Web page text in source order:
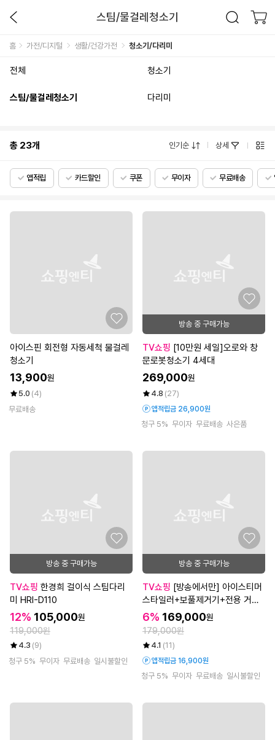
스팀/물걸레청소기
홈 가전/디지털 생활/건강가전 청소기/다리미
전체 청소기
스팀/물걸레청소기 다리미
총 23개 인기순 상세
앱적립 카드할인 쿠폰 무이자 무료배송
아이스핀 회전형 자동세척 물걸레
청소기
13,900원
5.0 (4)
무료배송
방송 중 구매가능
TV쇼핑
문로봇청소기 4세대
269,000원
4.8 (27)
앱적립금 26,900원
청구 5% 무이자 무료배송 사은품
방송 중 구매가능
TV쇼핑
미 HRI-D110
12% 105,000원
119,000원
4.3 (9)
청구 5% 무이자 무료배송 일시불할인
방송 중 구매가능
TV쇼핑
스타일러+보풀제거기+전용 거치
대+전용 케이스
6% 169,000원
179,000원
4.1 (11)
앱적립금 16,900원
청구 5% 무이자 무료배송 일시불할인